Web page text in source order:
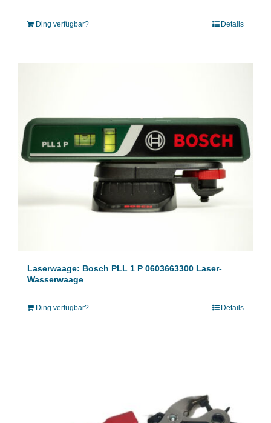
Ding verfügbar? Details
Laserwaage: Bosch PLL 1 P 0603663300 Laser-
Wasserwaage
Ding verfügbar? Details